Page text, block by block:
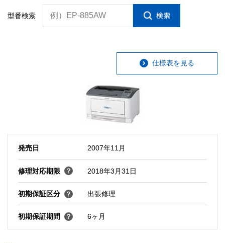
型番検索 例）EP-885AW
仕様表を見る
発売日 2007年11月
修理対応期限 2018年3月31日
初期保証区分 出張修理
初期保証期間 6ヶ月